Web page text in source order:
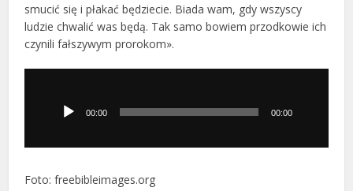
smucić się i płakać będziecie. Biada wam, gdy wszyscy
ludzie chwalić was będą. Tak samo bowiem przodkowie ich
czynili fałszywym prorokom».
dźwiękowych00:00 00:00
Foto: freebibleimages.org